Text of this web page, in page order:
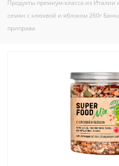
Продукты премиум-класса из Италии
семян с клюквой и яблоком 260г
приправа